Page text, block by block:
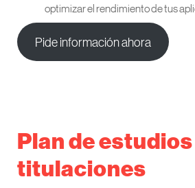
optimizar el rendimiento de tus
Pide información ahora
Plan de
titulaciones